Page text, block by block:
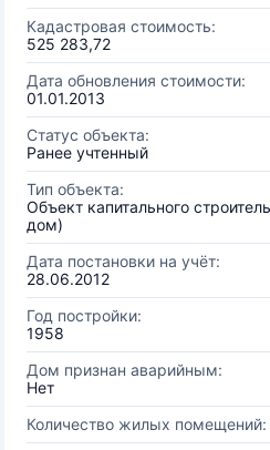
Кадастровая стоимость:
525 283,72
Дата обновления стоимости:
01.01.2013
Статус объекта:
Ранее учтенный
Тип объекта:
Объект капитального
дом)
Дата постановки на учёт:
28.06.2012
Год постройки:
1958
Дом признан аварийным:
Нет
Количество жилых помещений: